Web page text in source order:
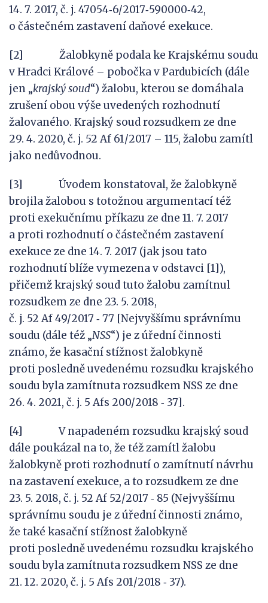
14. 7. 2017, č. j. 47054‑6/2017‑590000‑42,
o částečném zastavení daňové exekuce.
[2] Žalobkyně podala ke Krajskému soudu
v Hradci Králové – pobočka v Pardubicích (dále
jen „krajský soud“) žalobu, kterou se domáhala
zrušení obou výše uvedených rozhodnutí
žalovaného. Krajský soud rozsudkem ze dne
29. 4. 2020, č. j. 52 Af 61/2017 – 115, žalobu zamítl
jako nedůvodnou.
[3] Úvodem konstatoval, že žalobkyně
brojila žalobou s totožnou argumentací též
proti exekučnímu příkazu ze dne 11. 7. 2017
a proti rozhodnutí o částečném zastavení
exekuce ze dne 14. 7. 2017 (jak jsou tato
rozhodnutí blíže vymezena v odstavci [1]),
přičemž krajský soud tuto žalobu zamítnul
rozsudkem ze dne 23. 5. 2018,
č. j. 52 Af 49/2017 ‑ 77 [Nejvyššímu správnímu
soudu (dále též „NSS“) je z úřední činnosti
známo, že kasační stížnost žalobkyně
proti posledně uvedenému rozsudku krajského
soudu byla zamítnuta rozsudkem NSS ze dne
26. 4. 2021, č. j. 5 Afs 200/2018 ‑ 37].
[4] V napadeném rozsudku krajský soud
dále poukázal na to, že též zamítl žalobu
žalobkyně proti rozhodnutí o zamítnutí návrhu
na zastavení exekuce, a to rozsudkem ze dne
23. 5. 2018, č. j. 52 Af 52/2017 ‑ 85 (Nejvyššímu
správnímu soudu je z úřední činnosti známo,
že také kasační stížnost žalobkyně
proti posledně uvedenému rozsudku krajského
soudu byla zamítnuta rozsudkem NSS ze dne
21. 12. 2020, č. j. 5 Afs 201/2018 ‑ 37).